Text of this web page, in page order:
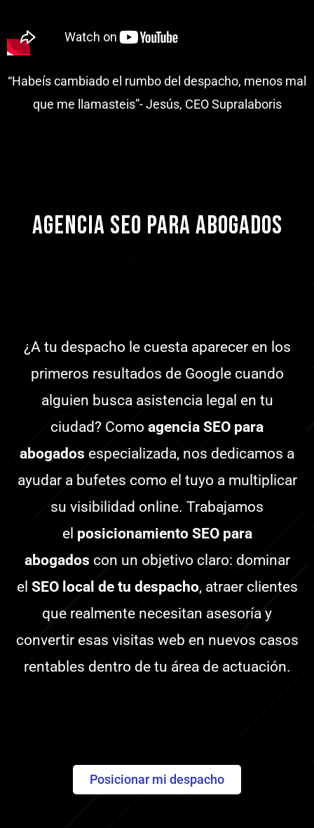
“Habeís cambiado el rumbo del despacho, menos mal
que me llamasteis”- Jesús, CEO Supralaboris
Agencia SEO para Abogados
¿A tu despacho le cuesta aparecer en los
primeros resultados de Google cuando
alguien busca asistencia legal en tu
ciudad? Como agencia SEO para
abogados especializada, nos dedicamos a
ayudar a bufetes como el tuyo a multiplicar
su visibilidad online. Trabajamos
el posicionamiento SEO para
abogados con un objetivo claro: dominar
el SEO local de tu despacho, atraer clientes
que realmente necesitan asesoría y
convertir esas visitas web en nuevos casos
rentables dentro de tu área de actuación.
Posicionar mi despacho